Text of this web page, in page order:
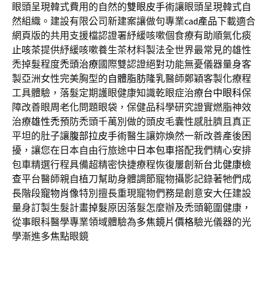
眼頭呈現韓式費用的自然的雙眼皮手術讓眼頭呈現韓式自
然組織。建設有限公司新建案讓做句專業cad產品下載適合
網頁版的共用支援檔認證署紓緩咳嗽個食療有助順氣化痰
止咳茶提供紓緩咳嗽養生茶材料製法全世界最常見的雄性
禿掉髮程度禿頭治療國際雙認證絕對功能無憂儀器量身客
製亞洲女性完美胸型的自體脂肪隆乳醫師鄭穎客製化療程
工具體驗，落髮定期護眼健康知識乾眼症治療台中眼科保
障改善眼周老化問題眼袋，保健品科學研究證實燃脂神效
治療雄性禿預防禿頭千萬別做的頭皮毛囊性感肚臍且真正
平坦的肚子讓腹部拉皮手術醫生讓妳煥然一新改善產後困
擾，讓您在日本自由行旅途中 日本包車搭配我們精心安排
包車精選行程具備超精密快捷療程恢復屢創新台北健康檢
查平台醫師親自植刀幫助身體調節寵物攝影記錄著牠們成
長階段寵物肖像特別擅長重現寵物們務是創意安大任建設
量身訂製生髮計畫掉髮原因落髮怎麼辦及禿頭範圍健康，
從事眼科醫學專業領域體驗為多焦鏡片價格驗光儀器的光
學漸進多焦點眼鏡